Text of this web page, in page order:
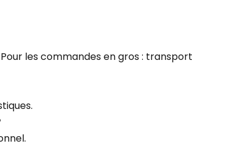
Pour les commandes en gros : transport